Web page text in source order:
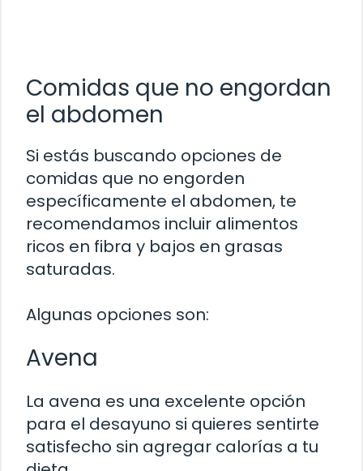
Comidas que no engordan
el abdomen
Si estás buscando opciones de
comidas que no engorden
específicamente el abdomen, te
recomendamos incluir alimentos
ricos en fibra y bajos en grasas
saturadas.
Algunas opciones son:
Avena
La avena es una excelente opción
para el desayuno si quieres sentirte
satisfecho sin agregar calorías a tu